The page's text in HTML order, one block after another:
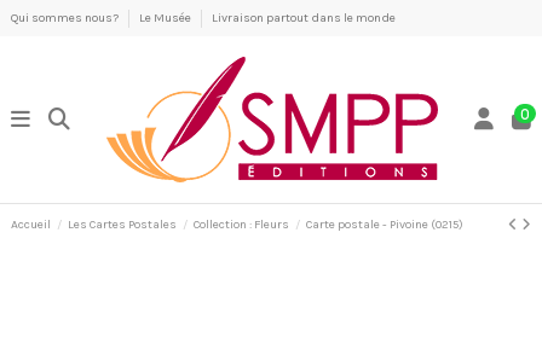
Qui sommes nous? Le Musée Livraison partout dans le monde
0
Accueil Les Cartes Postales Collection : Fleurs Carte postale - Pivoine (0215)